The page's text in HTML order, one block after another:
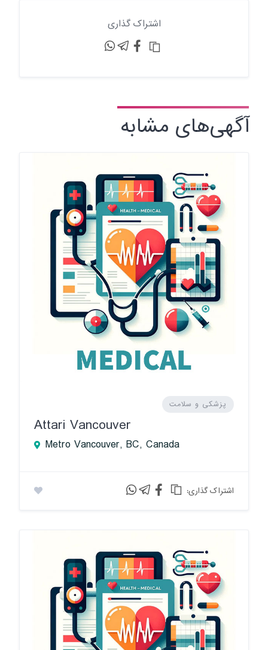
اشتراک گذاری
آگهی‌های مشابه
پزشکی و سلامت
Attari Vancouver
Metro Vancouver, BC, Canada
:اشتراک گذاری